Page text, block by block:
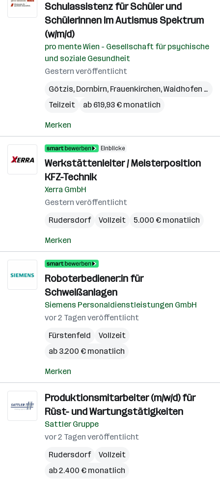
Schulassistenz für Schüler und
Schülerinnen im Autismus Spektrum
(w/m/d)
pro mente Wien - Gesellschaft für psychische
und soziale Gesundheit
Gestern veröffentlicht
Götzis, Dornbirn, Frauenkirchen,Waidhofen an der Ybbs
Teilzeit
ab 619,93 € monatlich
Merken
Einblicke
Werkstättenleiter / Meisterposition
KFZ-Technik
Xerra GmbH
Gestern veröffentlicht
Rudersdorf
Vollzeit 5.000 € monatlich
Merken
Roboterbediener:in für
Schweißanlagen
Siemens Personaldienstleistungen GmbH
vor 2 Tagen veröffentlicht
Fürstenfeld
Vollzeit
ab 3.200 € monatlich
Merken
Produktionsmitarbeiter (m/w/d) für
Rüst- und Wartungstätigkeiten
Sattler Gruppe
vor 2 Tagen veröffentlicht
Rudersdorf
Vollzeit
ab 2.400 € monatlich